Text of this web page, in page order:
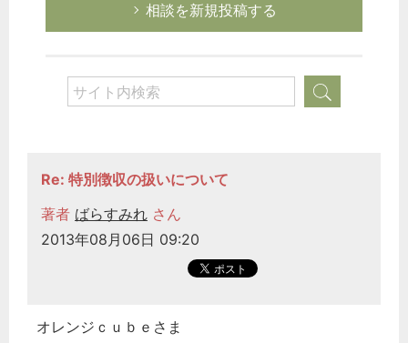
相談を新規投稿する
Re: 特別徴収の扱いについて
著者 ばらすみれ さん
2013年08月06日 09:20
オレンジｃｕｂｅさま